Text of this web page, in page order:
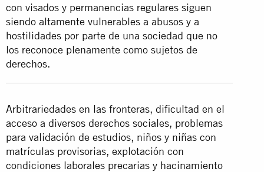
con visados y permanencias regulares siguen
siendo altamente vulnerables a abusos y a
hostilidades por parte de una sociedad que no
los reconoce plenamente como sujetos de
derechos.
Arbitrariedades en las fronteras, dificultad en el
acceso a diversos derechos sociales, problemas
para validación de estudios, niños y niñas con
matrículas provisorias, explotación con
condiciones laborales precarias y hacinamiento